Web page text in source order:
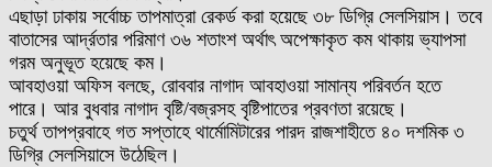
এছাড়া ঢাকায় সর্বোচ্চ তাপমাত্রা রেকর্ড করা হয়েছে ৩৮ ডিগ্রি সেলসিয়াস। তবে
বাতাসের আর্দ্রতার পরিমাণ ৩৬ শতাংশ অর্থাৎ অপেক্ষাকৃত কম থাকায় ভ্যাপসা
গরম অনুভূত হয়েছে কম।
আবহাওয়া অফিস বলছে, রোববার নাগাদ আবহাওয়া সামান্য পরিবর্তন হতে
পারে। আর বুধবার নাগাদ বৃষ্টি/বজ্রসহ বৃষ্টিপাতের প্রবণতা রয়েছে।
চতুর্থ তাপপ্রবাহে গত সপ্তাহে থার্মোমিটারের পারদ রাজশাহীতে ৪০ দশমিক ৩
ডিগ্রি সেলসিয়াসে উঠেছিল।